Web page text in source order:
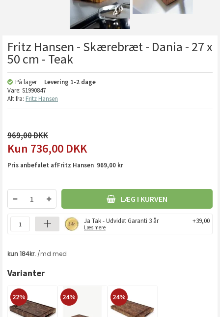
Fritz Hansen - Skærebræt - Dania - 27 x
50 cm - Teak
På lager Levering 1-2 dage
Vare: S1990847
Alt fra: ​​​​​​​Fritz Hansen
969,00
736,00 DKK
Pris anbefalet af ​​​​​​​Fritz Hansen 969,00 kr
LÆG I KURVEN
Ja Tak - Udvidet Garanti 3 år
Læs mere
+39,00
Varianter
22% 24% 24%